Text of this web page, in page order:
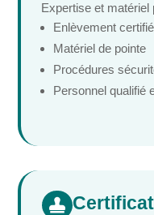
Expertise et matériel
Enlèvement
Matériel de pointe
Procédures
Personnel qualifié
